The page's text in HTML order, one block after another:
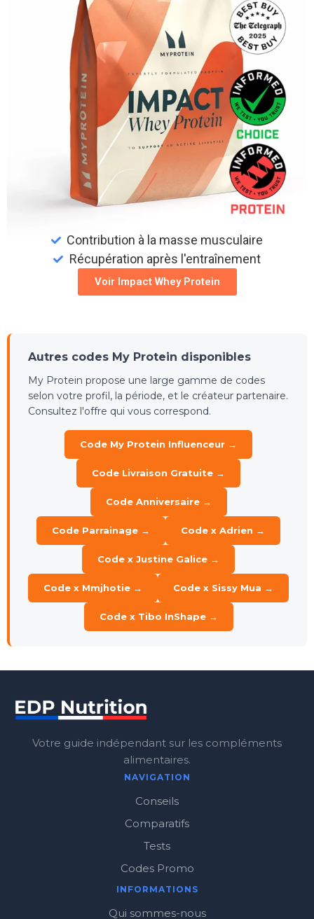
Contribution à la masse musculaire
Récupération après l'entraînement
Voir Impact Whey Protein
Autres codes My Protein disponibles
My Protein propose une large gamme de codes
selon votre profil, la période, et le créateur partenaire.
Consultez l'offre qui vous correspond.
Code My Protein Influenceur →
Code Livraison Gratuite →
Code Anniversaire →
Code Parrainage → Code x Adrien →
Code x Justine Galice →
Code x Mmjhotie → Code x Sissy Mua →
Code x Tibo InShape →
Votre guide indépendant sur les compléments
alimentaires.
NAVIGATION
Conseils
Comparatifs
Tests
Codes Promo
INFORMATIONS
Qui sommes-nous